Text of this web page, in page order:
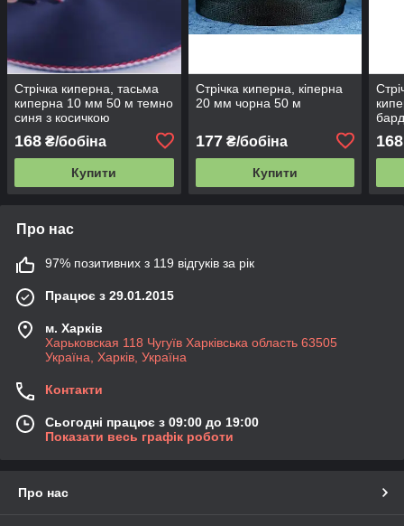
Стрічка киперна, тасьма
киперна 10 мм 50 м темно
синя з косичкою
168 ₴/бобіна
Купити
Стрічка киперна, кіперна
20 мм чорна 50 м
177₴/бобіна
Купити
168
Про нас
97% позитивних з 119 відгуків за рік
Працює з 29.01.2015
м. Харків
Харьковская 118 Чугуїв Харківська область 63505
Україна, Харків, Україна
Контакти
Сьогодні працює з 09:00 до 19:00
Показати весь графік роботи
Про нас